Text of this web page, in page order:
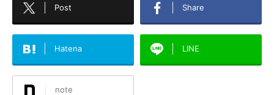
Post Share
Hatena LINE
note